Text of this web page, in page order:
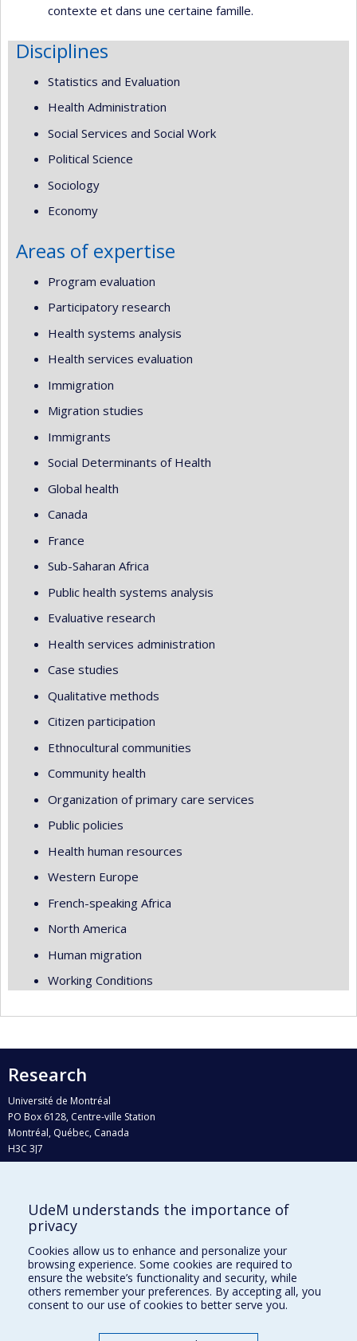
contexte et dans une certaine famille.
Disciplines
Statistics and Evaluation
Health Administration
Social Services and Social Work
Political Science
Sociology
Economy
Areas of expertise
Program evaluation
Participatory research
Health systems analysis
Health services evaluation
Immigration
Migration studies
Immigrants
Social Determinants of Health
Global health
Canada
France
Sub-Saharan Africa
Public health systems analysis
Evaluative research
Health services administration
Case studies
Qualitative methods
Citizen participation
Ethnocultural communities
Community health
Organization of primary care services
Public policies
Health human resources
Western Europe
French-speaking Africa
North America
Human migration
Working Conditions
Research
Université de Montréal
PO Box 6128, Centre-ville Station
Montréal, Québec, Canada
H3C 3J7
Who does what?
Find us
Site map
Accessibility
UdeM understands the importance of
privacy
Cookies allow us to enhance and personalize your
browsing experience. Some cookies are required to
ensure the website’s functionality and security, while
others remember your preferences. By accepting all, you
consent to our use of cookies to better serve you.